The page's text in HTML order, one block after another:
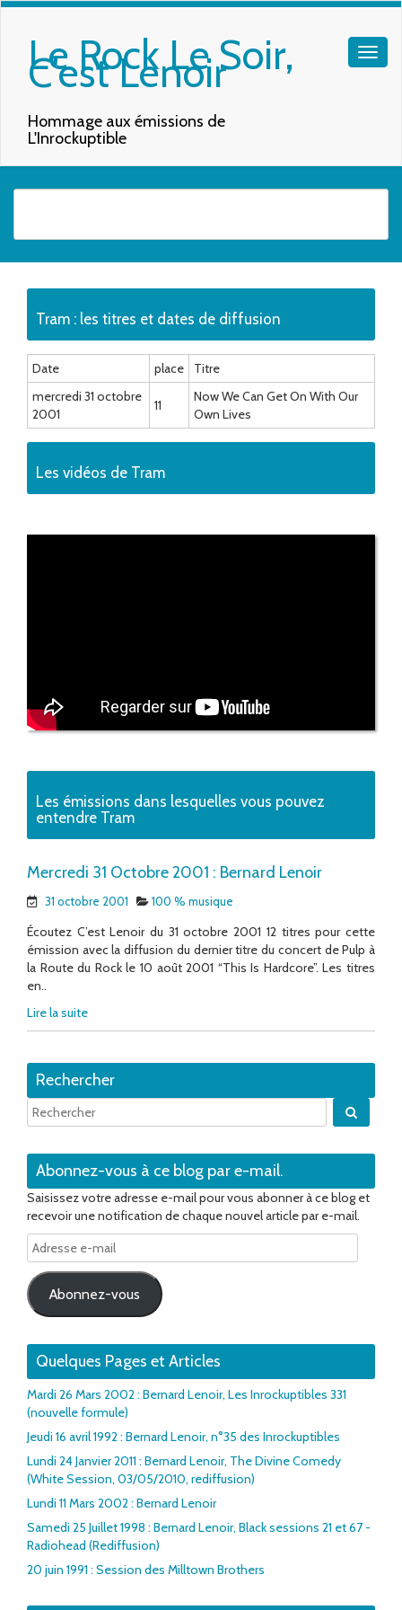
Le Rock Le Soir,
C'est Lenoir
Hommage aux émissions de
L'Inrockuptible
Tram : les titres et dates de diffusion
Date place
Titre
mercredi 31 octobre
2001
11
Now We Can Get On With Our
Own Lives
Les vidéos de Tram
Les émissions dans lesquelles vous pouvez
entendre Tram
Mercredi 31 Octobre 2001 : Bernard Lenoir
31 octobre 2001 100 % musique
Écoutez C’est Lenoir du 31 octobre 2001 12 titres pour cette
émission avec la diffusion du dernier titre du concert de Pulp à
la Route du Rock le 10 août 2001 “This Is Hardcore”. Les titres
en..
Lire la suite
Rechercher
Abonnez-vous à ce blog par e-mail.
Saisissez votre adresse e-mail pour vous abonner à ce blog et
recevoir une notification de chaque nouvel article par e-mail.
Adresse
e-
mail
Abonnez-vous
Quelques Pages et Articles
Mardi 26 Mars 2002 : Bernard Lenoir, Les Inrockuptibles 331
(nouvelle formule)
Jeudi 16 avril 1992 : Bernard Lenoir, n°35 des Inrockuptibles
Lundi 24 Janvier 2011 : Bernard Lenoir, The Divine Comedy
(White Session, 03/05/2010, rediffusion)
Lundi 11 Mars 2002 : Bernard Lenoir
Samedi 25 Juillet 1998 : Bernard Lenoir, Black sessions 21 et 67 -
Radiohead (Rediffusion)
20 juin 1991 : Session des Milltown Brothers